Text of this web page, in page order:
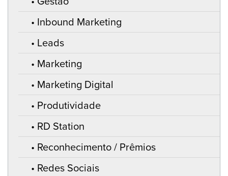
Inbound Marketing
Leads
Marketing
Marketing Digital
Produtividade
RD Station
Reconhecimento / Prêmios
Redes Sociais